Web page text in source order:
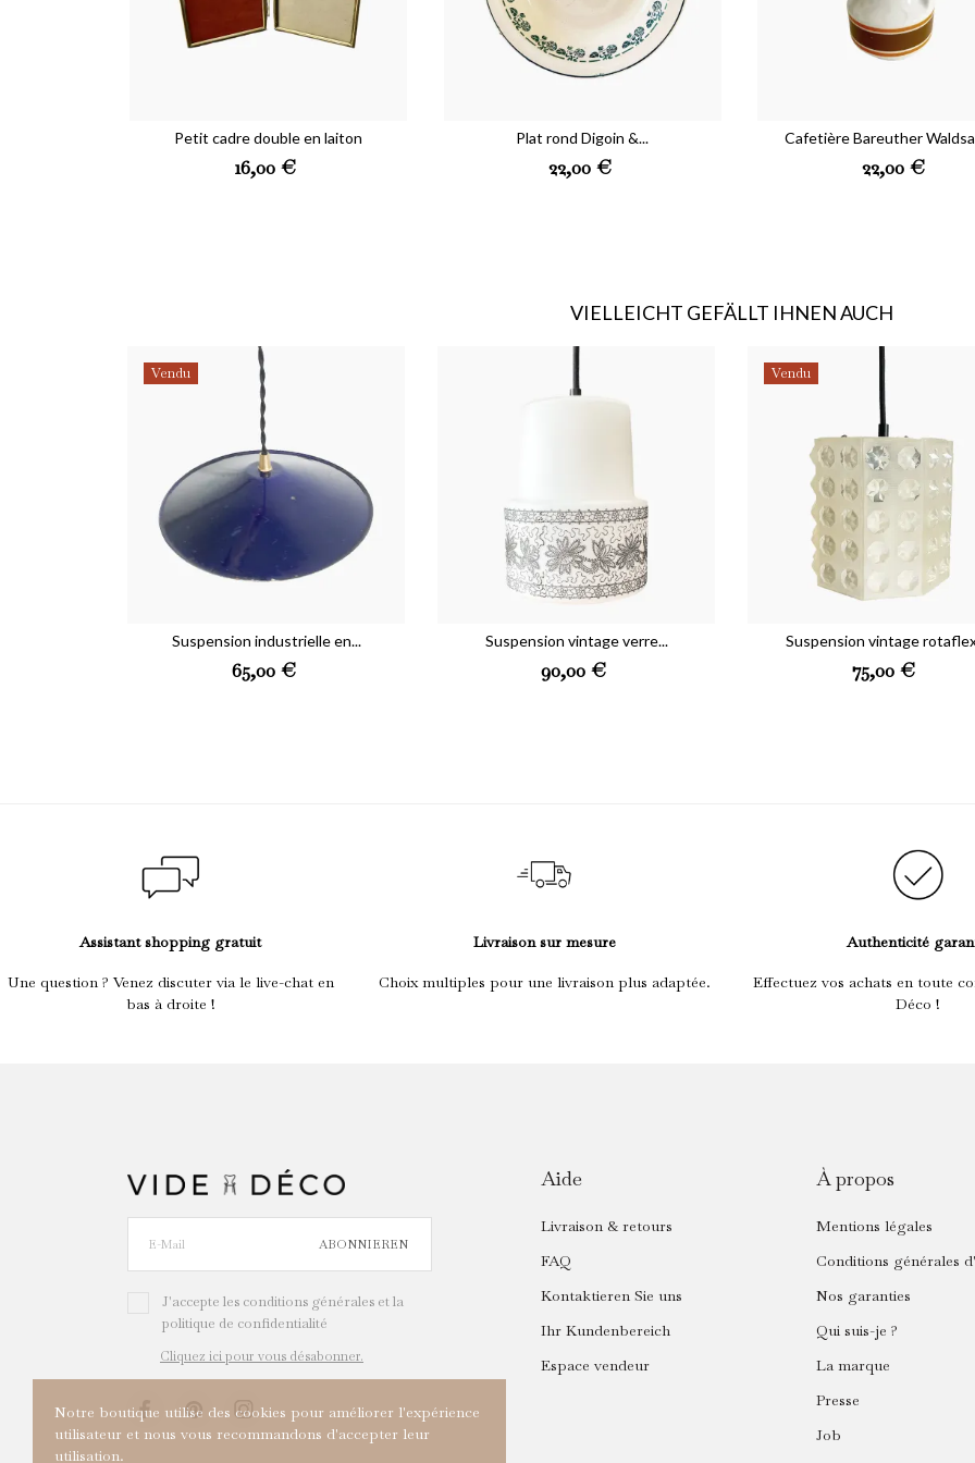
Notre boutique utilise des cookies pour améliorer l'expérience
utilisateur et nous vous recommandons d'accepter leur
utilisation.
Petit cadre double en laiton
Preis
16,00 €
Plat rond Digoin &...
Preis
22,00 €
Cafetière Bareuther
Preis
22,00 €
VIELLEICHT GEFÄLLT IHNEN AUCH
Suspension industrielle en...
Preis
65,00 €
Vendu
Suspension vintage verre...
Preis
90,00 €
Suspension vintage
Preis
75,00 €
Vendu
Assistant shopping gratuit
Une question ? Venez discuter via le live-chat en
bas à droite !
Livraison sur mesure
Choix multiples pour une livraison plus adaptée.
Authenticité
Effectuez vos achats en toute
Déco !
ABONNIEREN
J'accepte les conditions générales et la
politique de confidentialité
Cliquez ici pour vous désabonner.
Aide
Livraison & retours
FAQ
Kontaktieren Sie uns
Ihr Kundenbereich
Espace vendeur
À propos
Mentions légales
Conditions générales
Nos garanties
Qui suis-je ?
La marque
Presse
Job